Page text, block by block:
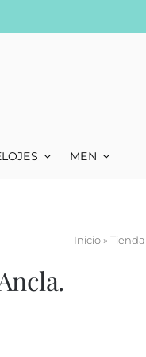
MEN
Inicio» Tienda